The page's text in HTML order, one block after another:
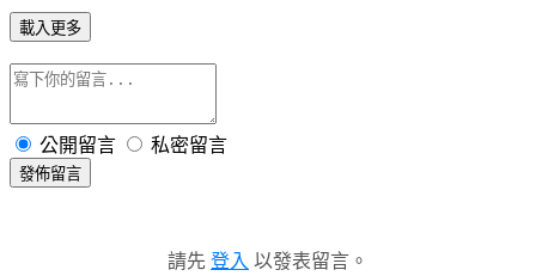
載入更多
公開留言 私密留言
發佈留言
請先 登入 以發表留言。